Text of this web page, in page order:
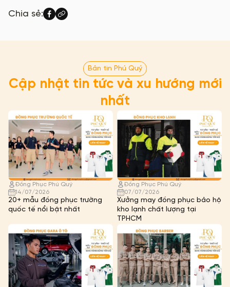
Chia sẻ:
Bản tin Phú Quý
Cập nhật tin tức và xu hướng mới
nhất
Đồng Phục Phú Quý
14/07/2026
20+ mẫu đồng phục trường
quốc tế nổi bật nhất
Đồng Phục Phú Quý
07/07/2026
Xưởng may đồng phục bảo hộ
kho lạnh chất lượng tại
TPHCM